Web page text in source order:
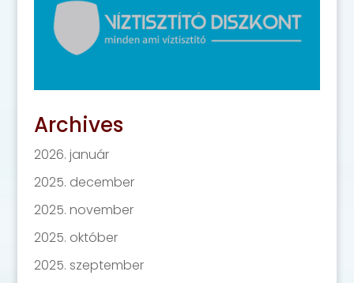
Archives
2026. január
2025. december
2025. november
2025. október
2025. szeptember